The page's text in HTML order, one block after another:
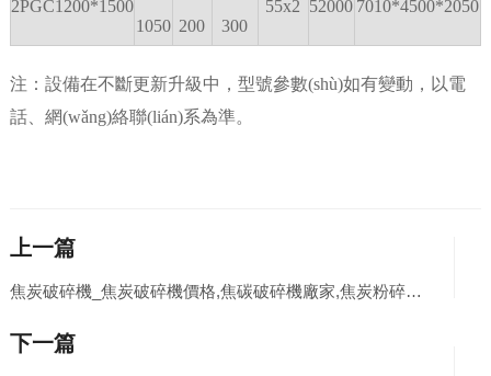
2PGC1200*1500
1050 200 300
55x2 52000 7010*4500*2050
注：設備在不斷更新升級中，型號參數(shù)如有變動，以電
話、網(wǎng)絡聯(lián)系為準。
上一篇
焦炭破碎機_焦炭破碎機價格,焦碳破碎機廠家,焦炭粉碎機原理/圖片/視頻
下一篇